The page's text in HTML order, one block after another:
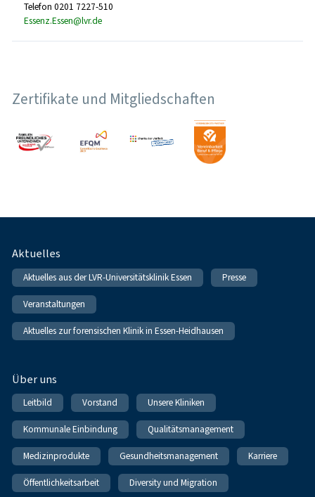
Telefon 0201 7227-510
Essenz.Essen@lvr.de
Zertifikate und Mitgliedschaften
Fußnavigation
Aktuelles
Aktuelles aus der LVR-Universitätsklinik Essen Presse
Veranstaltungen
Aktuelles zur forensischen Klinik in Essen-Heidhausen
Über uns
Leitbild Vorstand Unsere Kliniken
Kommunale Einbindung Qualitätsmanagement
Medizinprodukte Gesundheitsmanagement Karriere
Öffentlichkeitsarbeit Diversity und Migration